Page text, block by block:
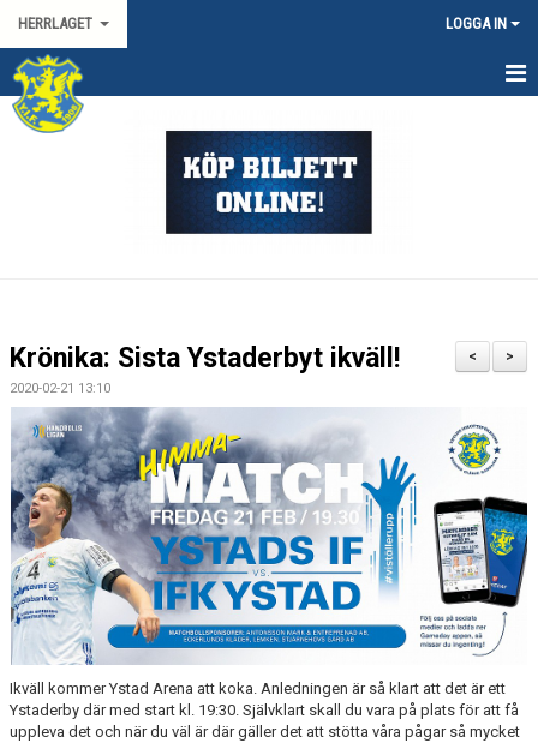
HERRLAGET LOGGA IN
HEM
SPORTGRUPP HERR
HANDBOLLSLIGAN HERR
SVENSKA CUPEN HERR
>
<
Krönika: Sista Ystaderbyt ikväll!
2020-02-21 13:10
Ikväll kommer Ystad Arena att koka. Anledningen är så klart att det är ett
Ystaderby där med start kl. 19:30. Självklart skall du vara på plats för att få
uppleva det och när du väl är där gäller det att stötta våra pågar så mycket